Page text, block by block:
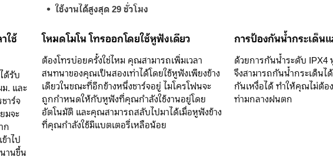
ใช้งานได้สูงสุด 29 ชั่วโมง
ใช้
ด้รับ
. และ
าร์จ
มจะ
ก
าไป
านขึ้น
โหมดโมโน โทรออกโดยใช้หูฟังเดียว
ต้องโทรบ่อยครั้งใช่ไหม คุณสามารถเพิ่มเวลา
สนทนาของคุณเป็นสองเท่าได้โดยใช้หูฟังเพียงข้าง
เดียวในขณะที่อีกข้างหนึ่งชาร์จอยู่ ไมโครโฟนจะ
ถูกกำหนดให้กับหูฟังที่คุณกำลังใช้งานอยู่โดย
อัตโนมัติ และคุณสามารถสลับไปมาได้เมื่อหูฟังข้าง
ที่คุณกำลังใช้มีแบตเตอรี่เหลือน้อย
การป้องกันน้ำกระเด็น
ด้วยการกันน้ำระดับ IPX4
จึงสามารถกันน้ำกระเด็น
กันเหงื่อได้ ทำให้คุณไม่ต้อ
ท่ามกลางฝนตก